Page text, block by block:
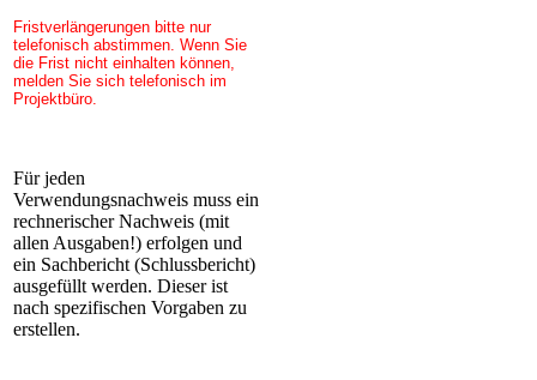
Fristverlängerungen bitte nur
telefonisch abstimmen. Wenn Sie
die Frist nicht einhalten können,
melden Sie sich telefonisch im
Projektbüro.
Für jeden
Verwendungsnachweis muss ein
rechnerischer Nachweis (mit
allen Ausgaben!) erfolgen und
ein Sachbericht (Schlussbericht)
ausgefüllt werden. Dieser ist
nach spezifischen Vorgaben zu
erstellen.